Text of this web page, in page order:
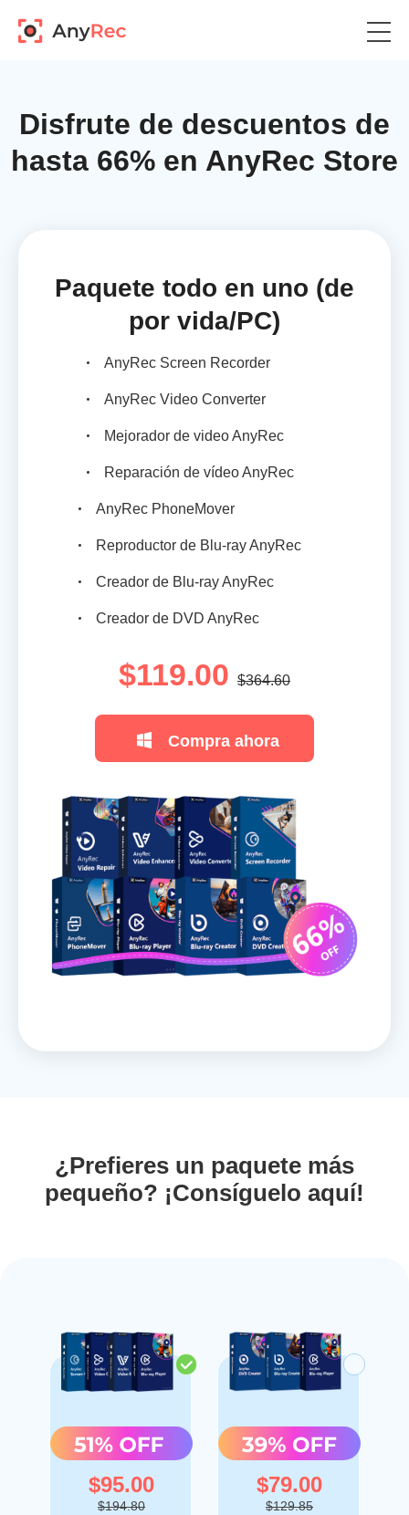
Disfrute de descuentos de
hasta 66% en AnyRec Store
Paquete todo en uno (de
por vida/PC)
AnyRec Screen Recorder
AnyRec Video Converter
Mejorador de video AnyRec
Reparación de vídeo AnyRec
AnyRec PhoneMover
Reproductor de Blu-ray AnyRec
Creador de Blu-ray AnyRec
Creador de DVD AnyRec
$119.00 $364.60
Compra ahora
¿Prefieres un paquete más
pequeño? ¡Consíguelo aquí!
$95.00
$194.80
$79.00
$129.85